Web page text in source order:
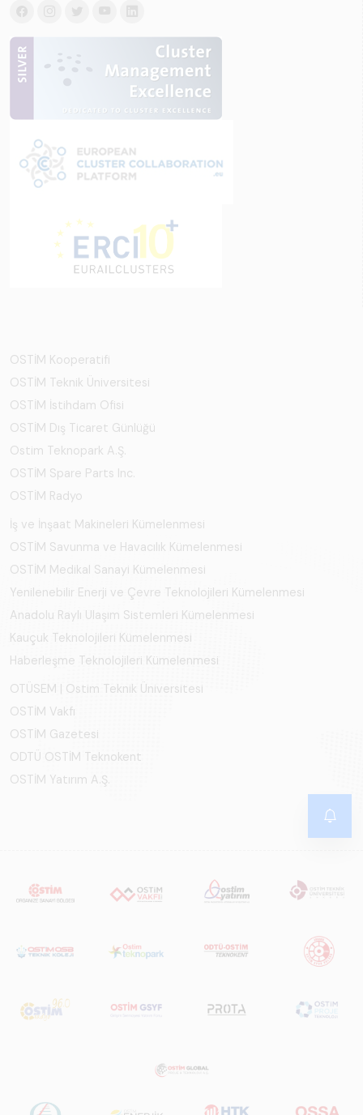
OSTİM Kooperatifi
OSTİM Teknik Üniversitesi
OSTİM İstihdam Ofisi
OSTİM Dış Ticaret Günlüğü
Ostim Teknopark A.Ş.
OSTİM Spare Parts Inc.
OSTİM Radyo
İş ve İnşaat Makineleri Kümelenmesi
OSTİM Savunma ve Havacılık Kümelenmesi
OSTİM Medikal Sanayi Kümelenmesi
Yenilenebilir Enerji ve Çevre Teknolojileri Kümelenmesi
Anadolu Raylı Ulaşım Sistemleri Kümelenmesi
Kauçuk Teknolojileri Kümelenmesi
Haberleşme Teknolojileri Kümelenmesi
OTÜSEM | Ostim Teknik Üniversitesi
OSTİM Vakfı
OSTİM Gazetesi
ODTÜ OSTİM Teknokent
OSTİM Yatırım A.Ş.